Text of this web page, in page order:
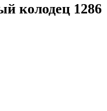
колодец 1286